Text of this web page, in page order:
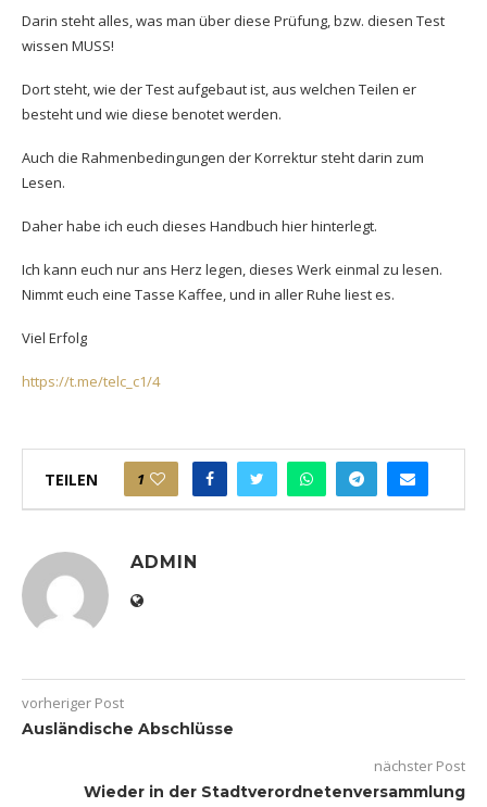
Darin steht alles, was man über diese Prüfung, bzw. diesen Test
wissen MUSS!
Dort steht, wie der Test aufgebaut ist, aus welchen Teilen er
besteht und wie diese benotet werden.
Auch die Rahmenbedingungen der Korrektur steht darin zum
Lesen.
Daher habe ich euch dieses Handbuch hier hinterlegt.
Ich kann euch nur ans Herz legen, dieses Werk einmal zu lesen.
Nimmt euch eine Tasse Kaffee, und in aller Ruhe liest es.
Viel Erfolg
https://t.me/telc_c1/4
TEILEN 1
ADMIN
vorheriger Post
Ausländische Abschlüsse
nächster Post
Wieder in der Stadtverordnetenversammlung